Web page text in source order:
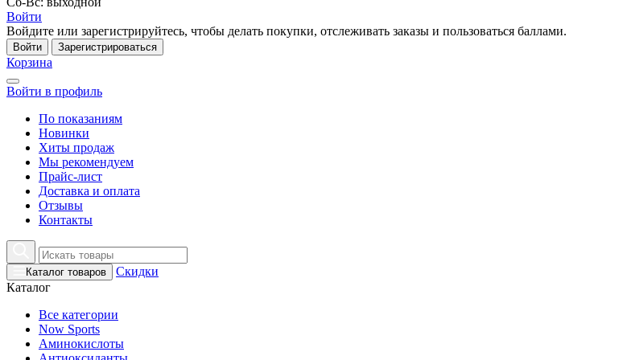
Войти
Войдите или зарегистрируйтесь, чтобы делать покупки, отслеживать заказы и пользоваться баллами.
Войти Зарегистрироваться
Корзина
Войти в профиль
По показаниям
Новинки
Хиты продаж
Мы рекомендуем
Прайс-лист
Доставка и оплата
Отзывы
Контакты
Каталог товаров
Скидки
Каталог
Все категории
Now Sports
Аминокислоты